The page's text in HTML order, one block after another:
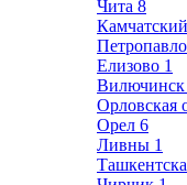
Чита 8
Елизово 1
Вилючинск
Орловская
Орел 6
Ливны 1